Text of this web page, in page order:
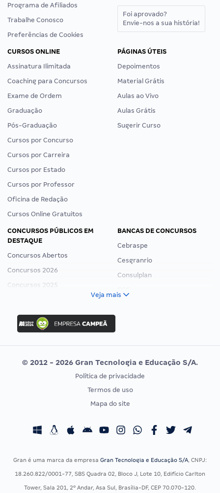
Programa de Afiliados
Trabalhe Conosco
Preferências de Cookies
Foi aprovado?
Envie-nos a sua história!
CURSOS ONLINE
Assinatura Ilimitada
Coaching para Concursos
Exame de Ordem
Graduação
Pós-Graduação
Cursos por Concurso
Cursos por Carreira
Cursos por Estado
Cursos por Professor
Oficina de Redação
Cursos Online Gratuitos
PÁGINAS ÚTEIS
Depoimentos
Material Grátis
Aulas ao Vivo
Aulas Grátis
Sugerir Curso
CONCURSOS PÚBLICOS EM
DESTAQUE
Concursos Abertos
Concursos 2026
Concursos 2025
Concurso Ibama
Concurso MPU
Editais publicados
BANCAS DE CONCURSOS
Cebraspe
Cesgranrio
Consulplan
Vunesp
CONCURSOS POR PROFISSÃO
Concursos Fiscais
Concursos Saúde
EXAME DE ORDEM
Calendário OAB
Veja mais
© 2012 - 2026 Gran Tecnologia e Educação S/A.
Política de privacidade
Termos de uso
Mapa do site
Gran é uma marca da empresa Gran Tecnologia e Educação S/A, CNPJ:
18.260.822/0001-77, SBS Quadra 02, Bloco J, Lote 10, Edifício Carlton
Tower, Sala 201, 2º Andar, Asa Sul, Brasília-DF, CEP 70.070-120.